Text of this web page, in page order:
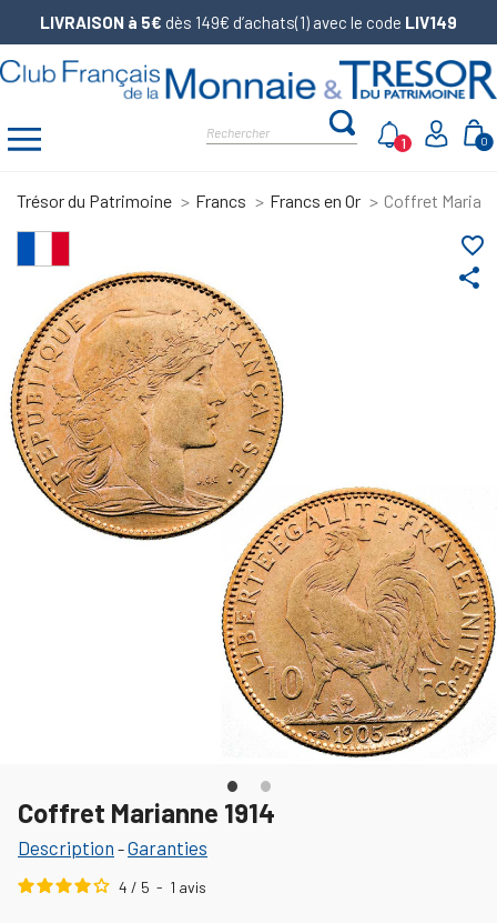
LIVRAISON à 5€ dès 149€ d’achats(1) avec le code LIV149
0
1
Trésor du Patrimoine Francs Francs en Or Coffret
share
favorite_border
Coffret Marianne 1914
Description -Garanties
4 / 5 - 1 avis